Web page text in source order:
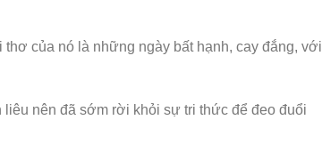
của nó là những ngày bất hạnh, cay đắng, với
liêu nên đã sớm rời khỏi sự tri thức để đeo đuổi